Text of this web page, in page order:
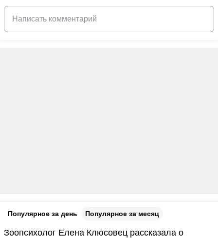
Популярное за день Популярное за месяц
Зоопсихолог Елена Клюсовец рассказала о